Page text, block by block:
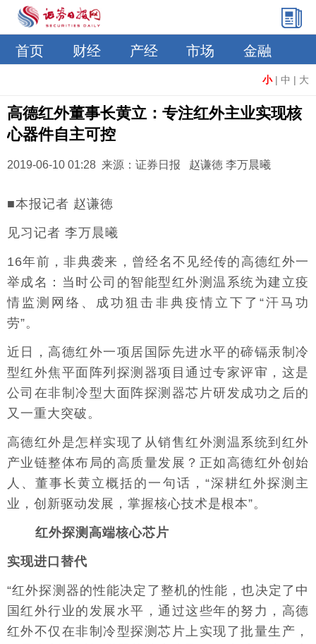
首页 财经 产经 市场 金融
小| 中 | 大
高德红外董事长黄立：专注红外主业实现核
心器件自主可控
2019-06-10 01:28 来源：证券日报 赵谦徳 李万晨曦
■本报记者 赵谦徳
见习记者 李万晨曦
16年前，非典袭来，曾经名不见经传的高德红外一
举成名：当时公司的智能型红外测温系统为建立疫
情监测网络、成功狙击非典疫情立下了“汗马功
劳”。
近日，高德红外一项居国际先进水平的碲镉汞制冷
型红外焦平面阵列探测器项目通过专家评审，这是
公司在非制冷型大面阵探测器芯片研发成功之后的
又一重大突破。
高德红外是怎样实现了从销售红外测温系统到红外
产业链整体布局的高质量发展？正如高德红外创始
人、董事长黄立概括的一句话，“深耕红外探测主
业，创新驱动发展，掌握核心技术是根本”。
红外探测高端核心芯片
实现进口替代
“红外探测器的性能决定了整机的性能，也决定了中
国红外行业的发展水平，通过这些年的努力，高德
红外不仅在非制冷型探测芯片上实现了批量生产，